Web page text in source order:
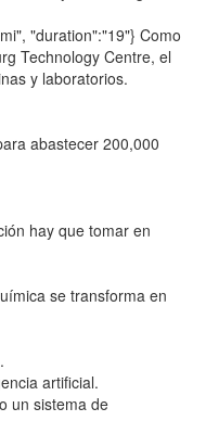
"duration":"19"} Como
Technology Centre, el
y laboratorios.
abastecer 200,000
hay que tomar en
se transforma en
artificial.
un sistema de